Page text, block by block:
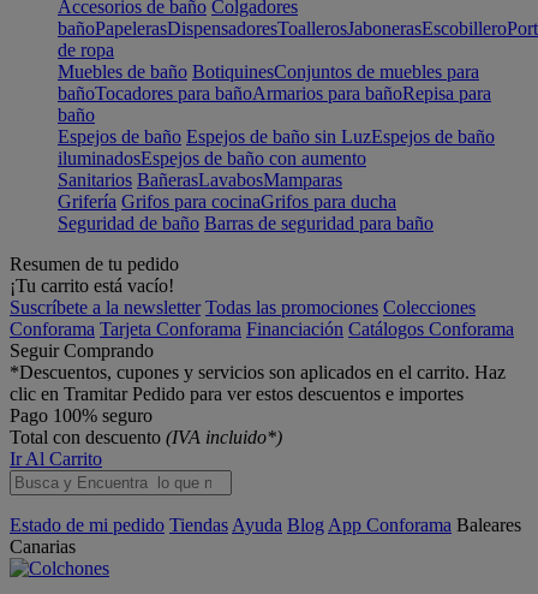
Accesorios de baño Colgadores
bañoPapelerasDispensadoresToallerosJabonerasEscobillero
de ropa
Muebles de baño BotiquinesConjuntos de muebles para
bañoTocadores para bañoArmarios para bañoRepisa para
baño
Espejos de baño Espejos de baño sin LuzEspejos de baño
iluminadosEspejos de baño con aumento
Sanitarios BañerasLavabosMamparas
Grifería Grifos para cocinaGrifos para ducha
Seguridad de baño Barras de seguridad para baño
Resumen de tu pedido
¡Tu carrito está vacío!
Suscríbete a la newsletter Todas las promociones Colecciones
Conforama Tarjeta Conforama Financiación Catálogos Conforama
Seguir Comprando
*Descuentos, cupones y servicios son aplicados en el carrito. Haz
clic en Tramitar Pedido para ver estos descuentos e importes
Pago 100% seguro
Total con descuento (IVA incluido*)
Ir Al Carrito
Estado de mi pedido Tiendas Ayuda Blog App Conforama Baleares
Canarias